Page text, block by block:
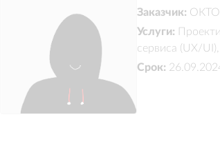
Заказчик:
Услуги:
сервиса (UX/
Срок: